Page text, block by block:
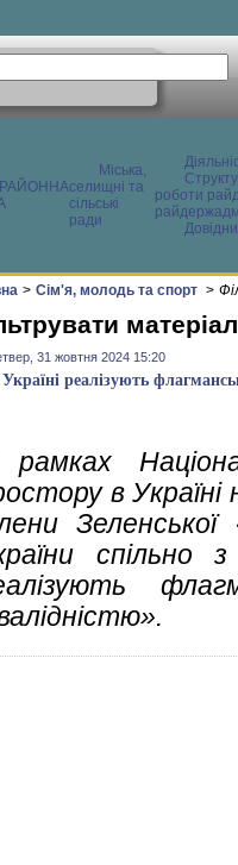
РАЙОННА
Міська,
селищні та
сільські
ради
роботи
> Сім'я, молодь та спорт >
31 жовтня 2024 15:20
реалізують
в Україні
Зеленської
спільно